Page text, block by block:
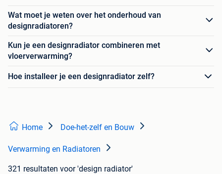
Wat moet je weten over het onderhoud van
designradiatoren?
Kun je een designradiator combineren met
vloerverwarming?
Hoe installeer je een designradiator zelf?
Home Doe-het-zelf en Bouw
Verwarming en Radiatoren
321 resultaten voor 'design radiator'